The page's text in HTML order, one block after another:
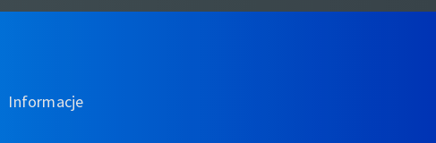
Informacje